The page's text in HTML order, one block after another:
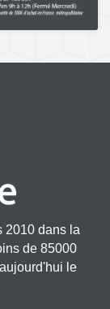
2010 dans la
de 85000
le